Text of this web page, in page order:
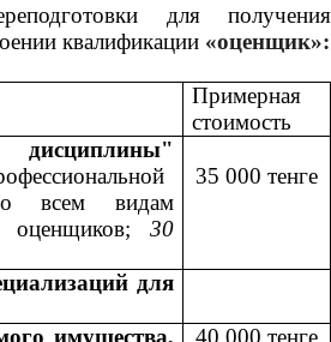
для получения
квалификации «оценщик»:
Примерная
стоимость
всем видам
оценщиков; 30
35 000 тенге
для
имущества,
40 000 тенге